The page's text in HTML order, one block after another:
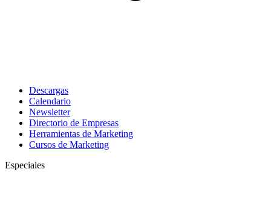
Descargas
Calendario
Newsletter
Directorio de Empresas
Herramientas de Marketing
Cursos de Marketing
Especiales